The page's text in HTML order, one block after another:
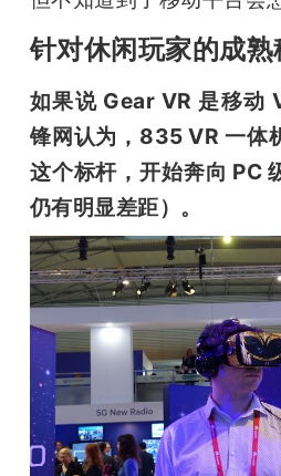
针对休闲玩家的成
如果说 Gear VR 是移动
锋网认为，835 VR 一体
这个标杆，开始奔向 PC
仍有明显差距）。